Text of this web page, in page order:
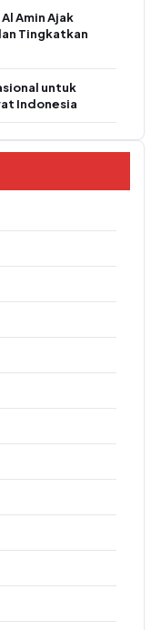
Amin Ajak
Tingkatkan
untuk
Indonesia